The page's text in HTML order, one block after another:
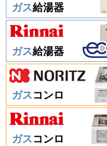
ガス給湯器
ガス給湯器
ガス コンロ
ガス コンロ